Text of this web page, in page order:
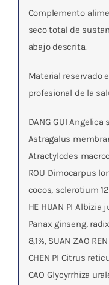
Complemento
seco total de
abajo descrita.
Material reservado
profesional de la
DANG GUI Angelica
Astragalus
Atractylodes
ROU Dimocarpus
cocos, sclerotium
HE HUAN PI Albizia
Panax ginseng, radix
8,1%, SUAN ZAO
CHEN PI Citrus
CAO Glycyrrhiza